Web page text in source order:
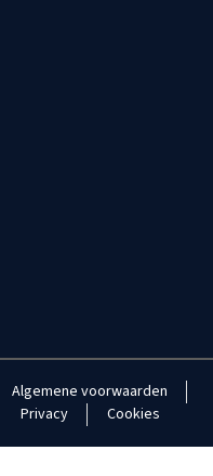
Algemene voorwaarden
Privacy
Cookies